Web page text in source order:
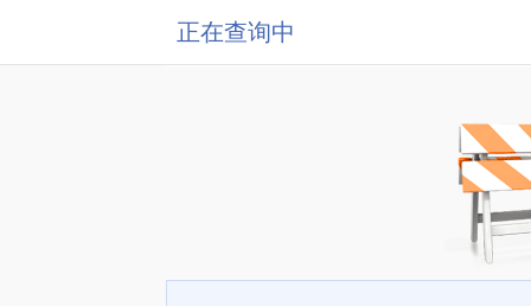
正在查询中